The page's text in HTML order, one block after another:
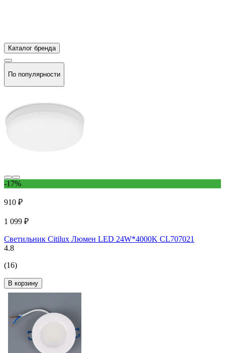
Каталог бренда
По популярности
-17%
910 ₽
1 099 ₽
Светильник Citilux Люмен LED 24W*4000K CL707021
4.8
(16)
В корзину